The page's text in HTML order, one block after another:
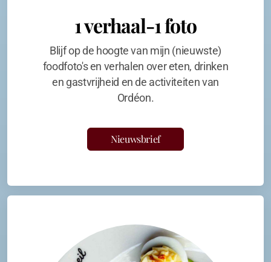
1 verhaal-1 foto
Blijf op de hoogte van mijn (nieuwste)
foodfoto's en verhalen over eten, drinken
en gastvrijheid en de activiteiten van
Ordéon.
Nieuwsbrief